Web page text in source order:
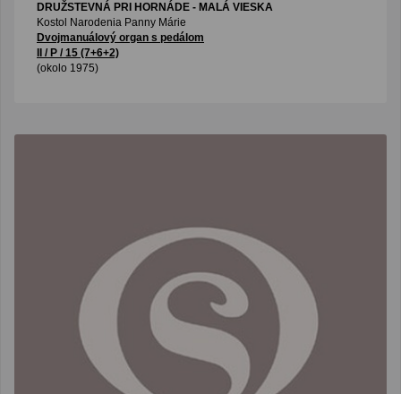
DRUŽSTEVNÁ PRI HORNÁDE - MALÁ VIESKA
Kostol Narodenia Panny Márie
Dvojmanuálový organ s pedálom
II / P / 15 (7+6+2)
(okolo 1975)